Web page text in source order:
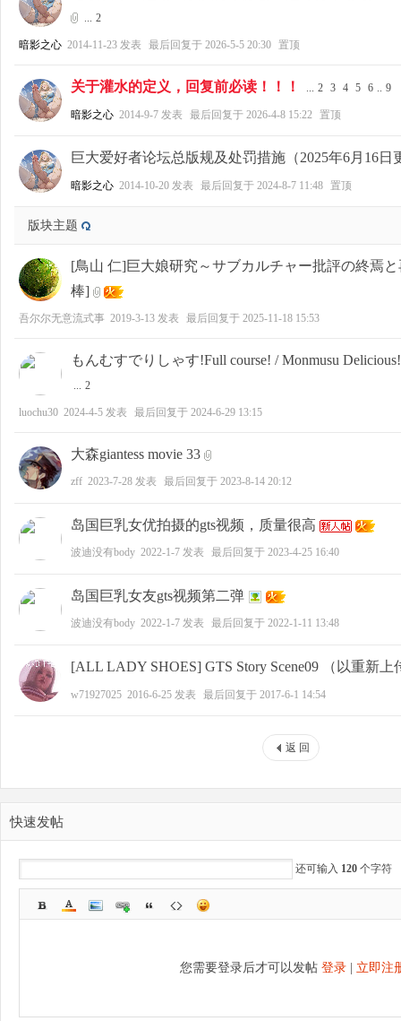
... 2
暗影之心 2014-11-23 发表 最后回复于 2026-5-5 20:30 置顶
关于灌水的定义，回复前必读！！！ ... 2 3 4 5 6 .. 9
暗影之心 2014-9-7 发表 最后回复于 2026-4-8 15:22 置顶
巨大爱好者论坛总版规及处罚措施（2025年6月16日
暗影之心 2014-10-20 发表 最后回复于 2024-8-7 11:48 置顶
版块主题
[鳥山 仁]巨大娘研究～サブカルチャー批評の終焉と
棒]
吾尔尔无意流式事 2019-3-13 发表 最后回复于 2025-11-18 15:53
もんむすでりしゃす!Full course! / Monmusu
... 2
luochu30 2024-4-5 发表 最后回复于 2024-6-29 13:15
大森giantess movie 33
zff 2023-7-28 发表 最后回复于 2023-8-14 20:12
岛国巨乳女优拍摄的gts视频，质量很高
波迪没有body 2022-1-7 发表 最后回复于 2023-4-25 16:40
岛国巨乳女友gts视频第二弹
波迪没有body 2022-1-7 发表 最后回复于 2022-1-11 13:48
[ALL LADY SHOES] GTS Story Scene09 （以重新上
w71927025 2016-6-25 发表 最后回复于 2017-6-1 14:54
返 回
快速发帖
还可输入 120 个字符
您需要登录后才可以发帖 登录 立即注